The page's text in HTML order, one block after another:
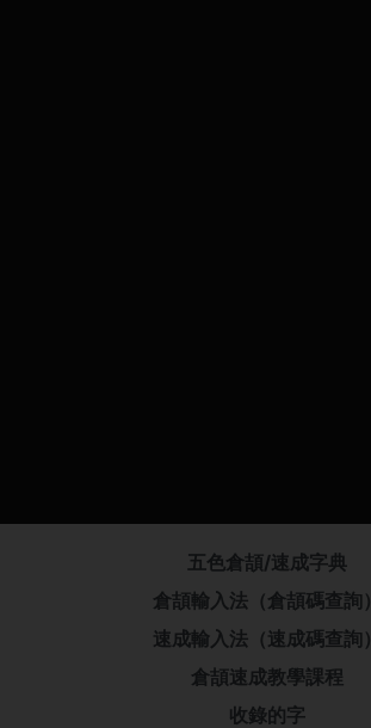
五色倉頡/速成字典
倉頡輸入法（倉頡碼查詢）
速成輸入法（速成碼查詢）
倉頡速成教學課程
收錄的字